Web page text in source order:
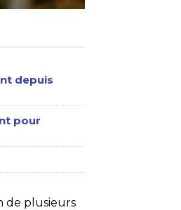
depuis
pour
de plusieurs